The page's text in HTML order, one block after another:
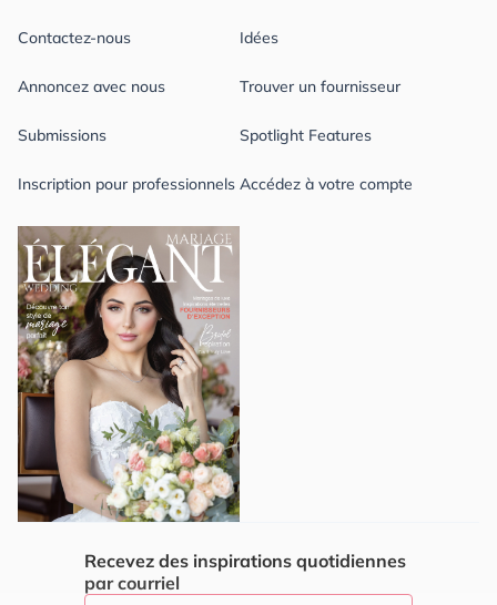
Contactez-nous
Annoncez avec nous
Submissions
Inscription pour professionnels
Idées
Trouver un fournisseur
Spotlight Features
Accédez à votre compte
Recevez des inspirations quotidiennes
par courriel